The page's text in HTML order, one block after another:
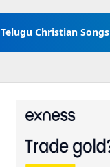
Telugu Christian